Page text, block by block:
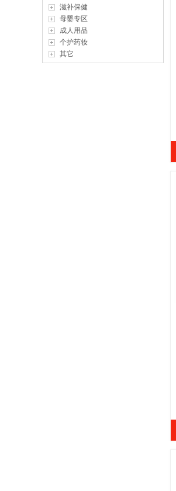
滋补保健
母婴专区
成人用品
个护药妆
其它